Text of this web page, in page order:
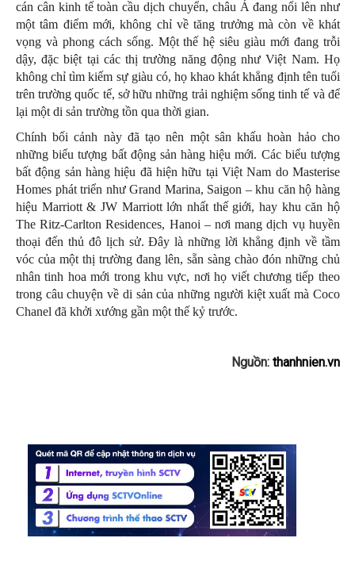
cán cân kinh tế toàn cầu dịch chuyển, châu Á đang nổi lên như
một tâm điểm mới, không chỉ về tăng trưởng mà còn về khát
vọng và phong cách sống. Một thế hệ siêu giàu mới đang trỗi
dậy, đặc biệt tại các thị trường năng động như Việt Nam. Họ
không chỉ tìm kiếm sự giàu có, họ khao khát khẳng định tên tuổi
trên trường quốc tế, sở hữu những trải nghiệm sống tinh tế và để
lại một di sản trường tồn qua thời gian.
Chính bối cảnh này đã tạo nên một sân khấu hoàn hảo cho
những biểu tượng bất động sản hàng hiệu mới. Các biểu tượng
bất động sản hàng hiệu đã hiện hữu tại Việt Nam do Masterise
Homes phát triển như Grand Marina, Saigon – khu căn hộ hàng
hiệu Marriott & JW Marriott lớn nhất thế giới, hay khu căn hộ
The Ritz-Carlton Residences, Hanoi – nơi mang dịch vụ huyền
thoại đến thủ đô lịch sử. Đây là những lời khẳng định về tầm
vóc của một thị trường đang lên, sẵn sàng chào đón những chủ
nhân tinh hoa mới trong khu vực, nơi họ viết chương tiếp theo
trong câu chuyện về di sản của những người kiệt xuất mà Coco
Chanel đã khởi xướng gần một thế kỷ trước.
Nguồn: thanhnien.vn